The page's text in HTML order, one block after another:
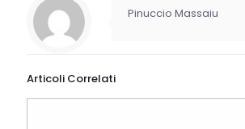
Pinuccio Massaiu
Articoli Correlati